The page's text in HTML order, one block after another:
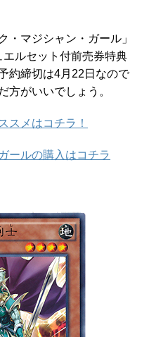
・マジシャン・ガール」
ルセット付前売券特典
約締切は4月22日なので
方がいいでしょう。
スメはコチラ！
ールの購入はコチラ